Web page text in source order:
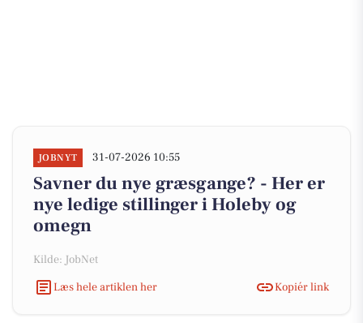
JOBNYT 31-07-2026 10:55
Savner du nye græsgange? - Her er
nye ledige stillinger i Holeby og
omegn
Kilde: JobNet
Læs hele artiklen her
Kopiér link